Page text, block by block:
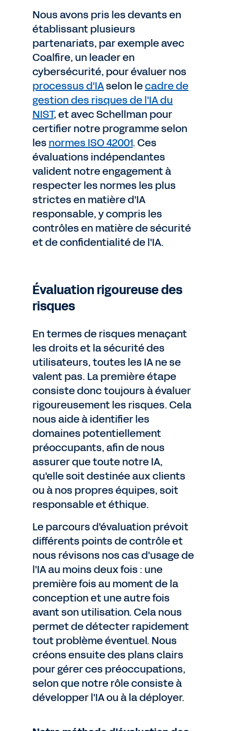
Nous avons pris les devants en
établissant plusieurs
partenariats, par exemple avec
Coalfire, un leader en
cybersécurité, pour évaluer nos
processus d'IAselon lecadre de
gestion des risques de l'IA du
NIST, et avec Schellman pour
certifier notre programme selon
les normes ISO 42001. Ces
évaluations indépendantes
valident notre engagement à
respecter les normes les plus
strictes en matière d'IA
responsable, y compris les
contrôles en matière de sécurité
et de confidentialité de l'IA.
Évaluation rigoureuse des
risques
En termes de risques menaçant
les droits et la sécurité des
utilisateurs, toutes les IA ne se
valent pas. La première étape
consiste donc toujours à évaluer
rigoureusement les risques. Cela
nous aide à identifier les
domaines potentiellement
préoccupants, afin de nous
assurer que toute notre IA,
qu'elle soit destinée aux clients
ou à nos propres équipes, soit
responsable et éthique.
Le parcours d'évaluation prévoit
différents points de contrôle et
nous révisons nos cas d'usage de
l'IA au moins deux fois : une
première fois au moment de la
conception et une autre fois
avant son utilisation. Cela nous
permet de détecter rapidement
tout problème éventuel. Nous
créons ensuite des plans clairs
pour gérer ces préoccupations,
selon que notre rôle consiste à
développer l'IA ou à la déployer.